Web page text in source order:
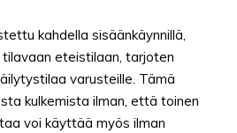
kahdella sisäänkäynnillä,
eteistilaan, tarjoten
varusteille. Tämä
kulkemista ilman, että toinen
voi käyttää myös ilman